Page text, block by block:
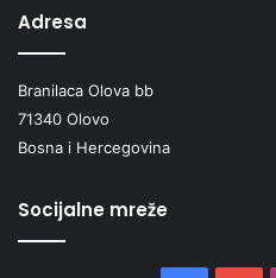
Adresa
Branilaca Olova bb
71340 Olovo
Bosna i Hercegovina
Socijalne mreže